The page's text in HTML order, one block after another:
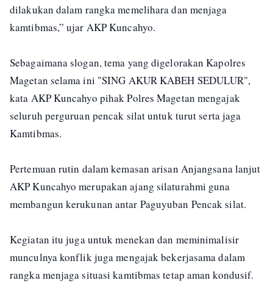
dilakukan dalam rangka memelihara dan menjaga
kamtibmas,” ujar AKP Kuncahyo.
Sebagaimana slogan, tema yang digelorakan Kapolres
Magetan selama ini "SING AKUR KABEH SEDULUR",
kata AKP Kuncahyo pihak Polres Magetan mengajak
seluruh perguruan pencak silat untuk turut serta jaga
Kamtibmas.
Pertemuan rutin dalam kemasan arisan Anjangsana lanjut
AKP Kuncahyo merupakan ajang silaturahmi guna
membangun kerukunan antar Paguyuban Pencak silat.
Kegiatan itu juga untuk menekan dan meminimalisir
munculnya konflik juga mengajak bekerjasama dalam
rangka menjaga situasi kamtibmas tetap aman kondusif.